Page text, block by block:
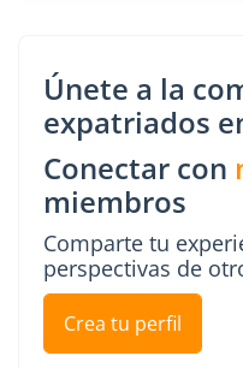
Únete a la
expatriados
Conectar con
miembros
Comparte tu
perspectivas de
Crea tu perfil